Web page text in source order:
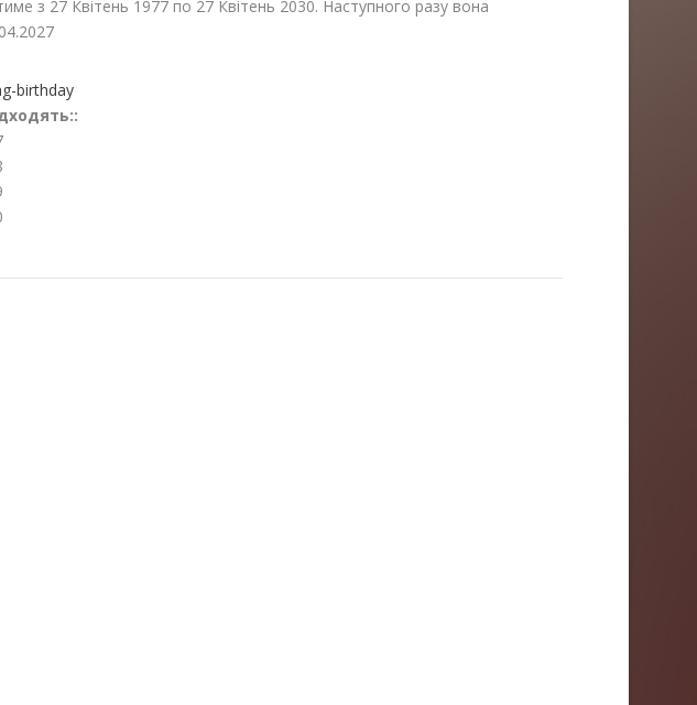
з 27 Квітень 1977 по 27 Квітень 2030. Наступного разу вона
birthday